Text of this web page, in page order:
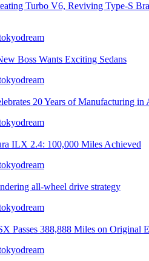
Turbo V6, Reviving Type-S
Boss Wants Exciting Sedans
20 Years of Manufacturing in
ILX 2.4: 100,000 Miles Achieved
all-wheel drive strategy
Passes 388,888 Miles on Original